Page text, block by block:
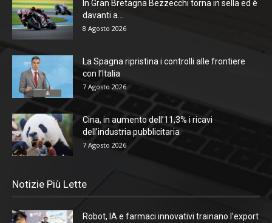
In Gran Bretagna Bezzecchi torna in sella ed è
davanti a...
8 Agosto 2026
La Spagna ripristina i controlli alle frontiere
con l’Italia
7 Agosto 2026
Cina, in aumento dell’11,3% i ricavi
dell’industria pubblicitaria
7 Agosto 2026
Notizie Più Lette
Robot, IA e farmaci innovativi trainano l’export